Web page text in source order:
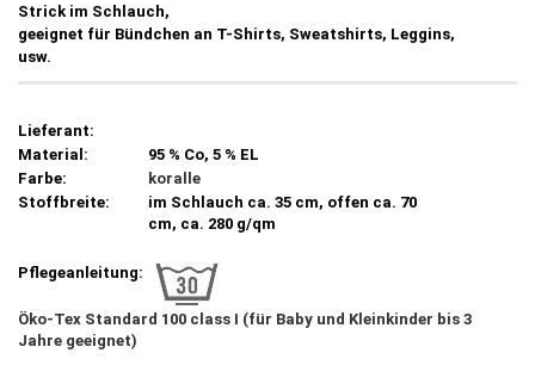
Strick im Schlauch,
geeignet für Bündchen an T-Shirts, Sweatshirts, Leggins,
usw.
Lieferant:
Material:
95 % Co, 5 % EL
Farbe:
koralle
Stoffbreite:
im Schlauch ca. 35 cm, offen ca. 70
cm, ca. 280 g/qm
Pflegeanleitung:
Öko-Tex Standard 100 class I (für Baby und Kleinkinder bis 3
Jahre geeignet)